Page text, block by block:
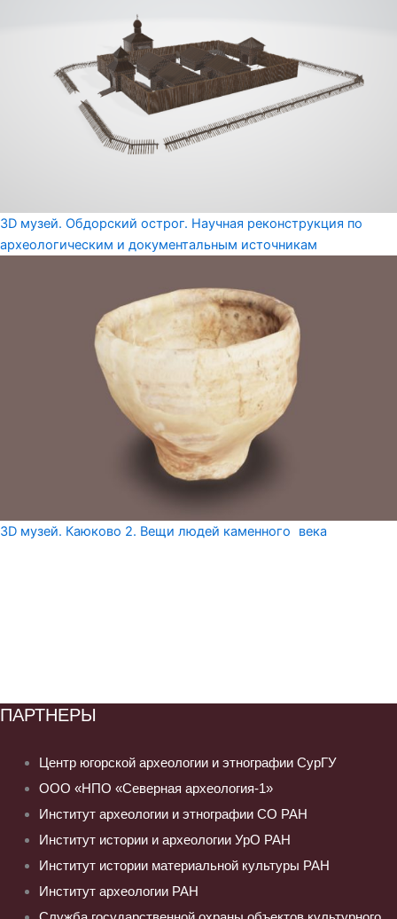
3D музей. Обдорский острог. Научная реконструкция по
археологическим и документальным источникам
3D музей. Каюково 2. Вещи людей каменного века
ПАРТНЕРЫ
Центр югорской археологии и этнографии СурГУ
ООО «НПО «Северная археология-1»
Институт археологии и этнографии СО РАН
Институт истории и археологии УрО РАН
Институт истории материальной культуры РАН
Институт археологии РАН